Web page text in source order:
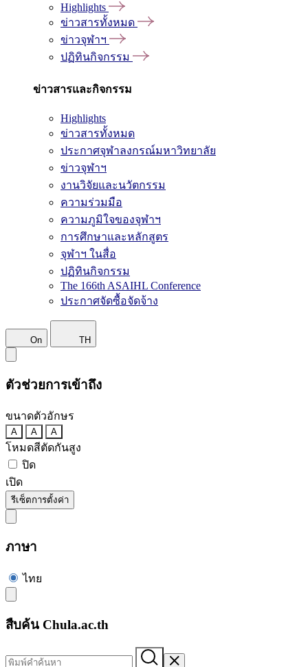
Highlights
ข่าวสารทั้งหมด
ข่าวจุฬาฯ
ปฏิทินกิจกรรม
ข่าวสารและกิจกรรม
Highlights
ข่าวสารทั้งหมด
ประกาศจุฬาลงกรณ์มหาวิทยาลัย
ข่าวจุฬาฯ
งานวิจัยและนวัตกรรม
ความร่วมมือ
ความภูมิใจของจุฬาฯ
การศึกษาและหลักสูตร
จุฬาฯ ในสื่อ
ปฏิทินกิจกรรม
The 166th ASAIHL Conference
ประกาศจัดซื้อจัดจ้าง
On TH
ตัวช่วยการเข้าถึง
ขนาดตัวอักษร
A A A
โหมดสีตัดกันสูง
ปิด
เปิด
รีเซ็ตการตั้งค่า
ภาษา
ไทย
สืบค้น Chula.ac.th